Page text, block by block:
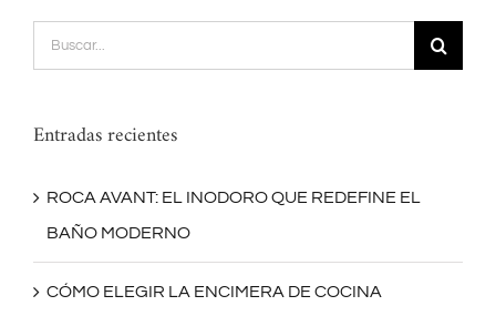
Buscar:
Entradas recientes
ROCA AVANT: EL INODORO QUE REDEFINE EL
BAÑO MODERNO
CÓMO ELEGIR LA ENCIMERA DE COCINA